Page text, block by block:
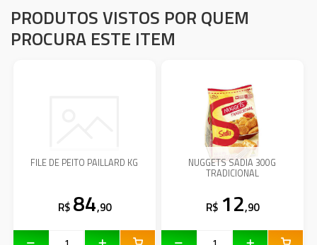
PRODUTOS VISTOS POR QUEM
PROCURA ESTE ITEM
FILE DE PEITO PAILLARD KG
R$ 84,90
NUGGETS SADIA 300G
TRADICIONAL
R$ 12,90